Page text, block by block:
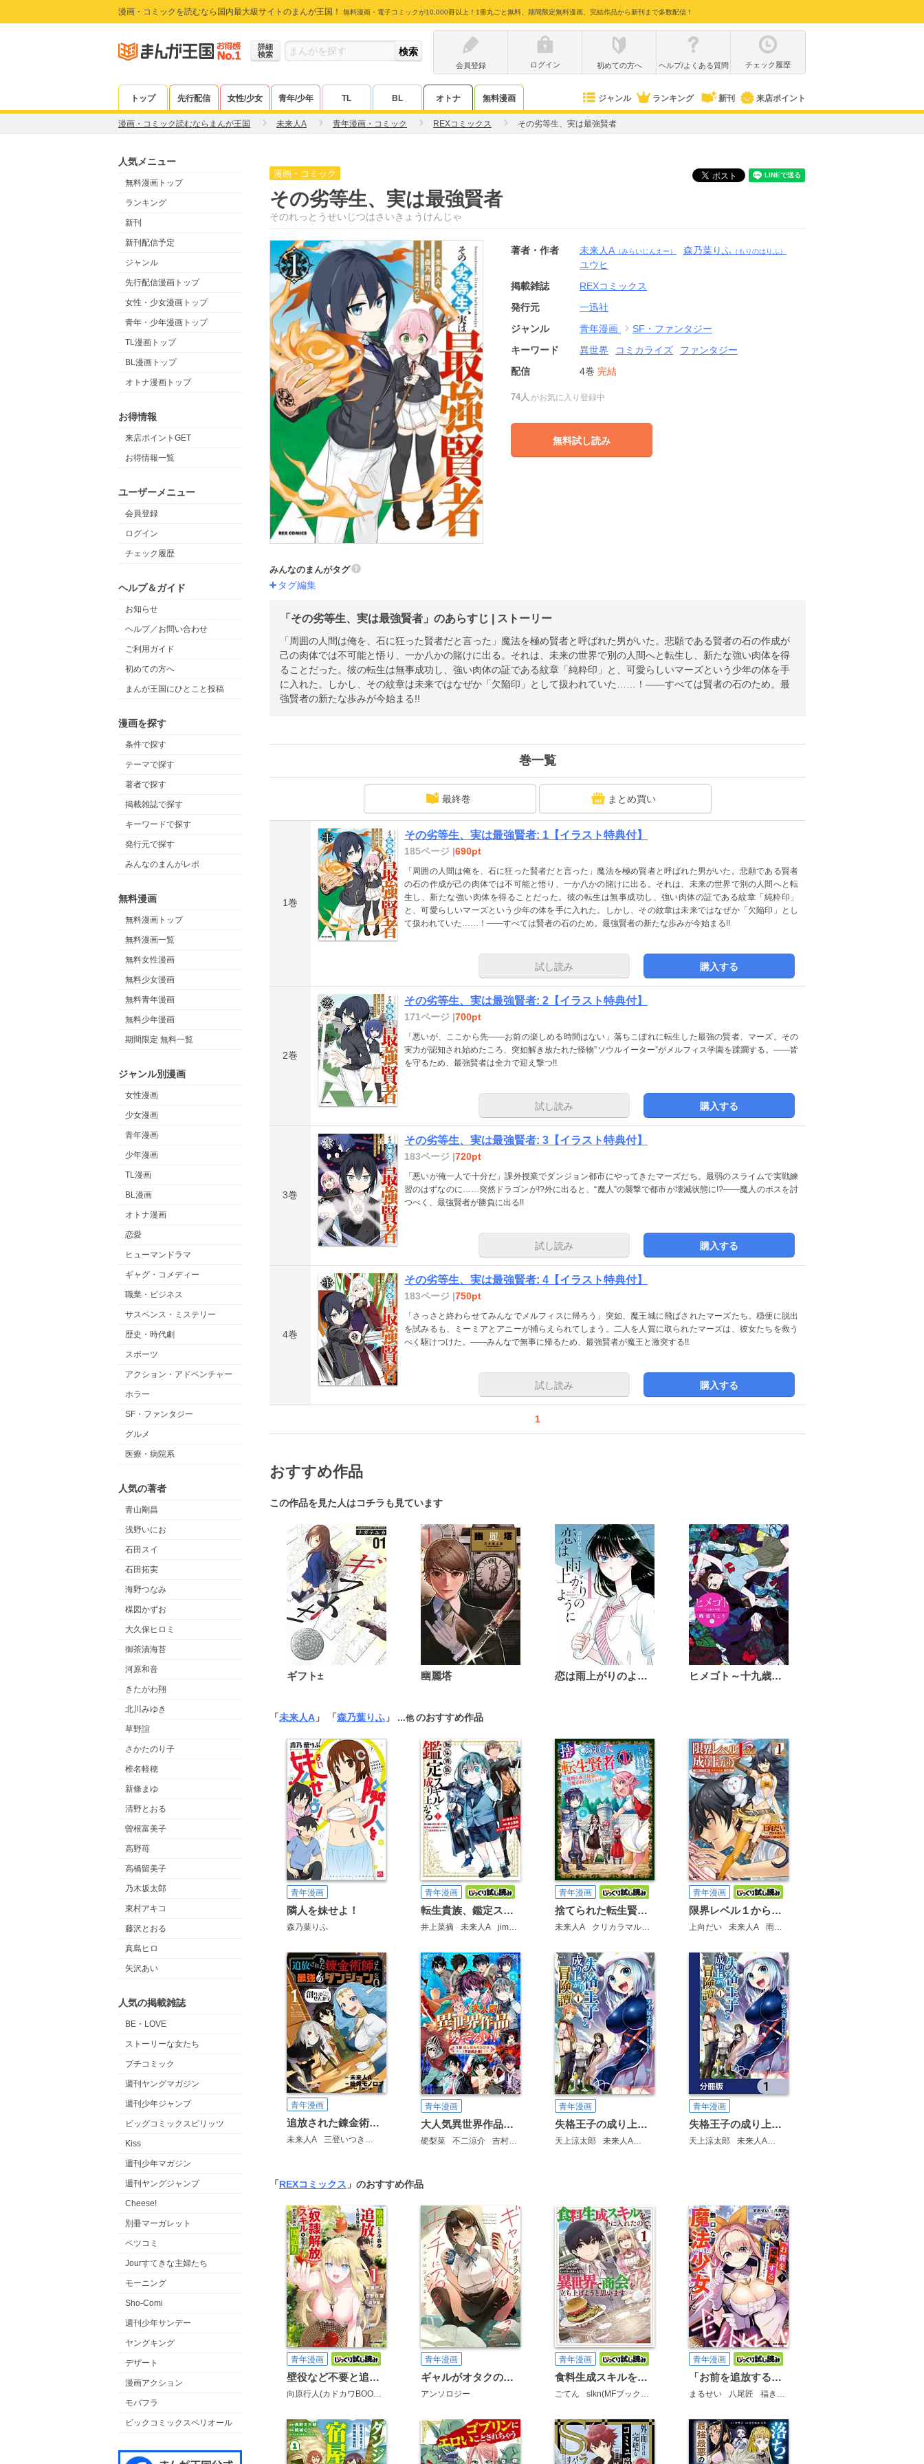
漫画・コミックを読むなら国内最大級サイトのまんが王国！ 無料漫画・電子コミックが10,000冊以上！1冊丸ごと無料、期間限定無料漫画、完結作品から新刊まで多数配信！
詳細
検索
会員登録
ログイン 初めての方へ ヘルプ/よくある質問 チェック履歴
トップ 先行配信 女性/少女 青年/少年 TL BL オトナ 無料漫画 ジャンル ランキング 新刊 来店ポイント
漫画・コミック読むならまんが王国 未来人A 青年漫画・コミック REXコミックス その劣等生、実は最強賢者
人気メニュー
無料漫画トップ
ランキング
新刊
新刊配信予定
ジャンル
先行配信漫画トップ
女性・少女漫画トップ
青年・少年漫画トップ
TL漫画トップ
BL漫画トップ
オトナ漫画トップ
お得情報
来店ポイントGET
お得情報一覧
ユーザーメニュー
会員登録
ログイン
チェック履歴
ヘルプ＆ガイド
お知らせ
ヘルプ／お問い合わせ
ご利用ガイド
初めての方へ
まんが王国にひとこと投稿
漫画を探す
条件で探す
テーマで探す
著者で探す
掲載雑誌で探す
キーワードで探す
発行元で探す
みんなのまんがレポ
無料漫画
無料漫画トップ
無料漫画一覧
無料女性漫画
無料少女漫画
無料青年漫画
無料少年漫画
期間限定 無料一覧
ジャンル別漫画
女性漫画
少女漫画
青年漫画
少年漫画
TL漫画
BL漫画
オトナ漫画
恋愛
ヒューマンドラマ
ギャグ・コメディー
職業・ビジネス
サスペンス・ミステリー
歴史・時代劇
スポーツ
アクション・アドベンチャー
ホラー
SF・ファンタジー
グルメ
医療・病院系
人気の著者
青山剛昌
浅野いにお
石田スイ
石田拓実
海野つなみ
楳図かずお
大久保ヒロミ
御茶漬海苔
河原和音
きたがわ翔
北川みゆき
草野誼
さかたのり子
椎名軽穂
新條まゆ
清野とおる
曽根富美子
高野苺
高橋留美子
乃木坂太郎
東村アキコ
藤沢とおる
真島ヒロ
矢沢あい
人気の掲載雑誌
BE・LOVE
ストーリーな女たち
プチコミック
週刊ヤングマガジン
週刊少年ジャンプ
ビッグコミックスピリッツ
Kiss
週刊少年マガジン
週刊ヤングジャンプ
Cheese!
別冊マーガレット
ベツコミ
Jourすてきな主婦たち
モーニング
Sho-Comi
週刊少年サンデー
ヤングキング
デザート
漫画アクション
モバフラ
ビックコミックスペリオール
漫画・コミック
その劣等生、実は最強賢者
そのれっとうせいじつはさいきょうけんじゃ
著者・作者 未来人A（みらいじんえー） 森乃葉りふ （もりのはりふ）
ユウヒ
掲載雑誌
REXコミックス
発行元
一迅社
ジャンル
青年漫画
SF・ファンタジー
キーワード
異世界 コミカライズ
ファンタジー
配信
4巻 完結
74人 がお気に入り登録中
無料試し読み
みんなのまんがタグ
タグ編集
「その劣等生、実は最強賢者」のあらすじ | ストーリー
「周囲の人間は俺を、石に狂った賢者だと言った」魔法を極め賢者と呼ばれた男がいた。悲願である賢者の石の作成が
己の肉体では不可能と悟り、一か八かの賭けに出る。それは、未来の世界で別の人間へと転生し、新たな強い肉体を得
ることだった。彼の転生は無事成功し、強い肉体の証である紋章「純粋印」と、可愛らしいマーズという少年の体を手
に入れた。しかし、その紋章は未来ではなぜか「欠陥印」として扱われていた……！――すべては賢者の石のため。最
強賢者の新たな歩みが今始まる!!
巻一覧
最終巻 まとめ買い
1巻
その劣等生、実は最強賢者: 1【イラスト特典付】
185ページ |690pt
「周囲の人間は俺を、石に狂った賢者だと言った」魔法を極め賢者と呼ばれた男がいた。悲願である賢者
の石の作成が己の肉体では不可能と悟り、一か八かの賭けに出る。それは、未来の世界で別の人間へと転
生し、新たな強い肉体を得ることだった。彼の転生は無事成功し、強い肉体の証である紋章「純粋印」
と、可愛らしいマーズという少年の体を手に入れた。しかし、その紋章は未来ではなぜか「欠陥印」とし
て扱われていた……！――すべては賢者の石のため。最強賢者の新たな歩みが今始まる!!
試し読み 購入する
2巻
その劣等生、実は最強賢者: 2【イラスト特典付】
171ページ |700pt
「悪いが、ここから先――お前の楽しめる時間はない」落ちこぼれに転生した最強の賢者、マーズ。その
実力が認知され始めたころ、突如解き放たれた怪物”ソウルイーター”がメルフィス学園を蹂躙する。――皆
を守るため、最強賢者は全力で迎え撃つ!!
試し読み 購入する
3巻
その劣等生、実は最強賢者: 3【イラスト特典付】
183ページ |720pt
「悪いが俺一人で十分だ」課外授業でダンジョン都市にやってきたマーズだち。最弱のスライムで実戦練
習のはずなのに……突然ドラゴンが!?外に出ると、“魔人”の襲撃で都市が壊滅状態に!?――魔人のボスを討
つべく、最強賢者が勝負に出る!!
試し読み 購入する
4巻
その劣等生、実は最強賢者: 4【イラスト特典付】
183ページ |750pt
「さっさと終わらせてみんなでメルフィスに帰ろう」突如、魔王城に飛ばされたマーズたち。穏便に脱出
を試みるも、ミーミアとアニーが捕らえられてしまう。二人を人質に取られたマーズは、彼女たちを救う
べく駆けつけた。――みんなで無事に帰るため、最強賢者が魔王と激突する!!
試し読み 購入する
1
おすすめ作品
この作品を見た人はコチラも見ています
ギフト± 幽麗塔 恋は雨上がりのように ヒメゴト～十九歳の制服～
「未来人A 」 「森乃葉りふ 」 …他のおすすめ作品
青年漫画
隣人を妹せよ！
森乃葉りふ
青年漫画
転生貴族、鑑定スキルで成り上がる ～弱小領地を受け継いだので、優秀な人材を増やしていたら、最強領地になってた～
井上菜摘 未来人A jimmy
青年漫画
捨てられた転生賢者 ～魔物の森で最強の大魔帝国を作り上げる～
未来人A クリカラマル キッカイキ
青年漫画
限界レベル１からの成り上がり ～最弱レベルの俺が異世界最強になるまで～
上向だい 未来人A 雨壱絵穹
青年漫画
追放された錬金術師さん、最強のダンジョンを創りませんか？
未来人A 三登いつき 吐兎モノロブ
青年漫画
大人気異世界作品勢ぞろい！ 1話試し読みパック1（マガポケ版）
硬梨菜 不二涼介 吉村英明 木島隆太 なかむら 石澤庸介 謙虚なサークル メル。 井上菜摘
青年漫画
失格王子の成り上がり冒険譚
天上涼太郎 未来人A なかむら
青年漫画
失格王子の成り上がり冒険譚【分冊版】
天上涼太郎 未来人A なかむら
「REXコミックス 」のおすすめ作品
青年漫画
壁役など不要と追放されたＳ級冒険者、≪奴隷解放≫スキルを駆使して史上最強の国造り
向原行人(カドカワBOOKS) 日野行望 珈琲猫
青年漫画
ギャルがオタクの家に入り浸ってエッチに沼るアンソロジーコミック
アンソロジー
青年漫画
食料生成スキルを手に入れたので、異世界で商会を立ち上げようと思います
ごてん slkn(MFブックス)
青年漫画
「お前を追放する」追放されたのは俺ではなく無口な魔法少女でした
まるせい 八尾匠 福きつね